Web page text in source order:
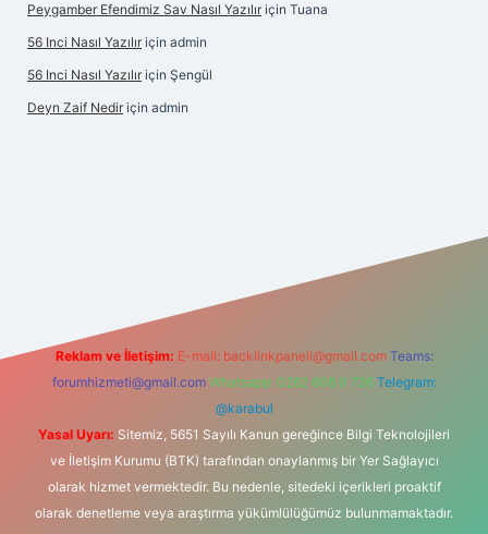
Peygamber Efendimiz Sav Nasıl Yazılır için Tuana
56 Inci Nasıl Yazılır için admin
56 Inci Nasıl Yazılır için Şengül
Deyn Zaif Nedir için admin
Reklam ve İletişim: E-mail: backlinkpaneli@gmail.com Teams:
forumhizmeti@gmail.com Whatsapp: 0262 606 0 726 Telegram:
@karabul
Yasal Uyarı: Sitemiz, 5651 Sayılı Kanun gereğince Bilgi Teknolojileri
ve İletişim Kurumu (BTK) tarafından onaylanmış bir Yer Sağlayıcı
olarak hizmet vermektedir. Bu nedenle, sitedeki içerikleri proaktif
olarak denetleme veya araştırma yükümlülüğümüz bulunmamaktadır.